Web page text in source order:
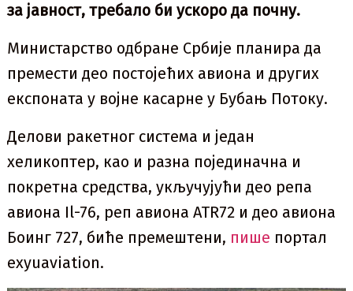
за јавност, требало би ускоро да почну.
Министарство одбране Србије планира да
премести део постојећих авиона и других
експоната у војне касарне у Бубањ Потоку.
Делови ракетног система и један
хеликоптер, као и разна појединачна и
покретна средства, укључујући део репа
авиона Il-76, реп авиона ATR72 и део авиона
Боинг 727, биће премештени, пише портал
exyuaviation.